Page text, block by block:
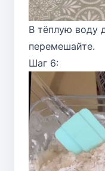
В тёплую воду
перемешайте.
Шаг 6: